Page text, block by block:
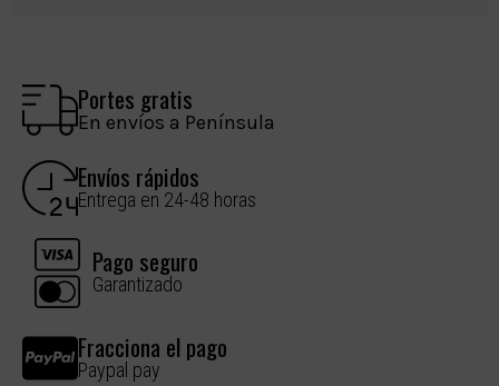
Portes gratis
En envíos a Península
Envíos rápidos
Entrega en 24-48 horas
Pago seguro
Garantizado
Fracciona el pago
Paypal pay